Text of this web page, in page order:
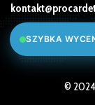
©
SZYBKA